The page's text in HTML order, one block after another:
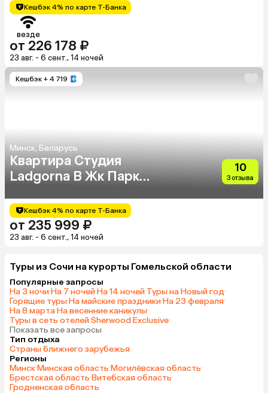
Кешбэк 4% по карте Т-Банка
везде
от 226 178 ₽
23 авг. - 6 сент., 14 ночей
Кешбэк + 4 719
Минск, Беларусь
Квартира Студия
Ladgorna В Жк Парк
10
3 отзыва
Кешбэк 4% по карте Т-Банка
от 235 999 ₽
23 авг. - 6 сент., 14 ночей
Туры из Сочи на курорты Гомельской области
Популярные запросы
На 3 ночи·На 7 ночей·На 14 ночей·Туры на Новый год·
Горящие туры·На майские праздники·На 23 февраля·
На 8 марта·На весенние каникулы·
Туры в сеть отелей Sherwood Exclusive·
Показать все запросы
Тип отдыха
Страны ближнего зарубежья
Регионы
Минск·Минская область·Могилёвская область·
Брестская область·Витебская область·
Гродненская область